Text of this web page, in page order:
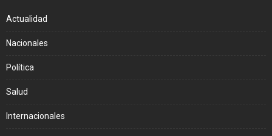
Actualidad
Nacionales
Política
Salud
Internacionales